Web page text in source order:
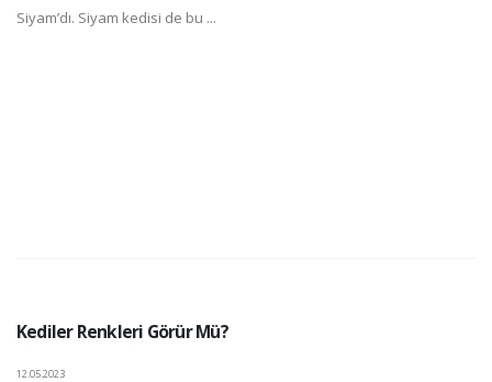
Siyam’dı. Siyam kedisi de bu ...
Kediler Renkleri Görür Mü?
12.05.2023